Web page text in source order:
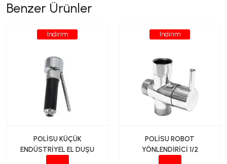
Benzer Ürünler
İndirim
POLİSU KÜÇÜK
ENDÜSTRİYEL EL DUŞU
İndirim
POLİSU ROBOT
YÖNLENDİRİCİ 1/2